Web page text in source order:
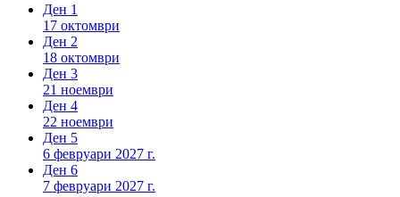
Ден 1
17 октомври
Ден 2
18 октомври
Ден 3
21 ноември
Ден 4
22 ноември
Ден 5
6 февруари 2027 г.
Ден 6
7 февруари 2027 г.